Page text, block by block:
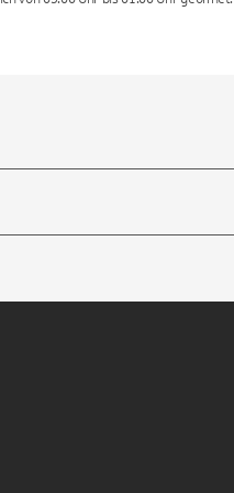
auf TikTokauf LinkedIn